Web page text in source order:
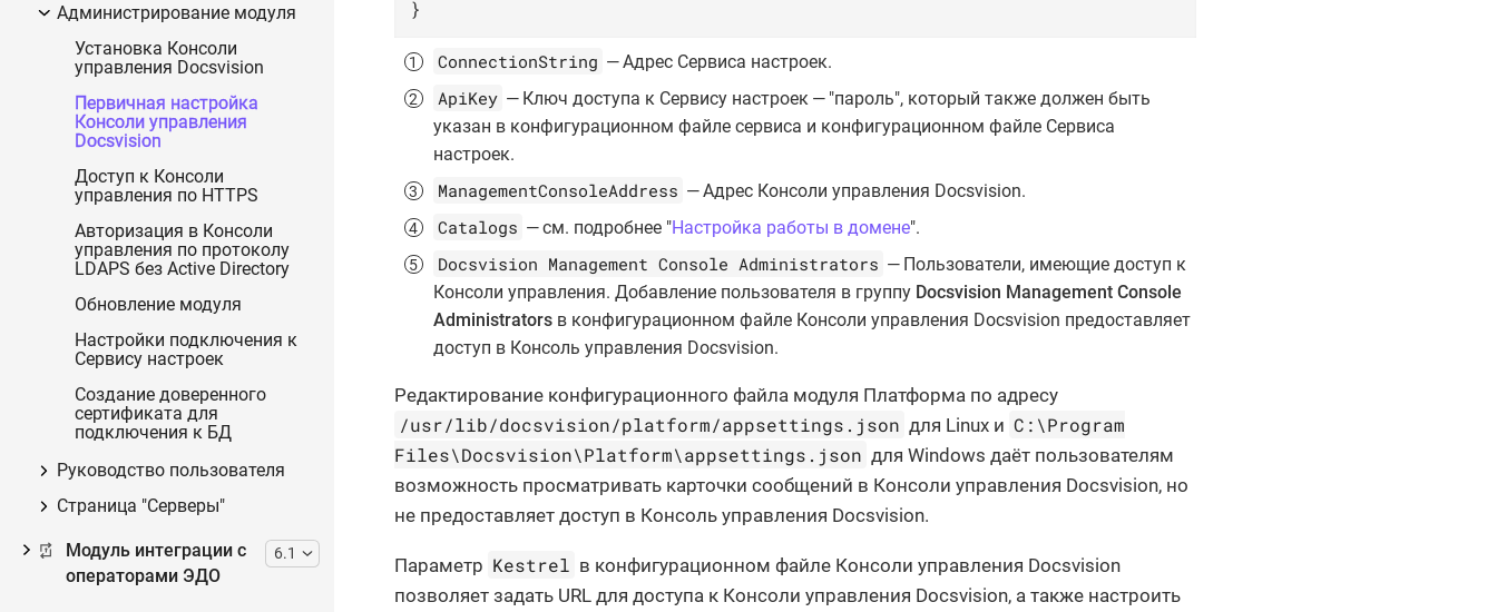
Администрирование модуля
Установка Консоли
управления Docsvision
Первичная настройка
Консоли управления
Docsvision
Доступ к Консоли
управления по HTTPS
Авторизация в Консоли
управления по протоколу
LDAPS без Active Directory
Обновление модуля
Настройки подключения к
Сервису настроек
Создание доверенного
сертификата для
подключения к БД
Руководство пользователя
Страница "Серверы"
Модуль интеграции с
операторами ЭДО
6.1
}
ConnectionString — Адрес Сервиса настроек.
ApiKey — Ключ доступа к Сервису настроек — "пароль", который также должен быть
указан в конфигурационном файле сервиса и конфигурационном файле Сервиса
настроек.
ManagementConsoleAddress — Адрес Консоли управления Docsvision.
Catalogs — см. подробнее "Настройка работы в домене".
Docsvision Management Console Administrators — Пользователи, имеющие доступ к
Консоли управления. Добавление пользователя в группу Docsvision Management Console
Administrators в конфигурационном файле Консоли управления Docsvision предоставляет
доступ в Консоль управления Docsvision.
Редактирование конфигурационного файла модуля Платформа по адресу
/usr/lib/docsvision/platform/appsettings.json для Linux и C:\Program
Files\Docsvision\Platform\appsettings.json для Windows даёт пользователям
возможность просматривать карточки сообщений в Консоли управления Docsvision, но
не предоставляет доступ в Консоль управления Docsvision.
Параметр Kestrel в конфигурационном файле Консоли управления Docsvision
позволяет задать URL для доступа к Консоли управления Docsvision, а также настроить